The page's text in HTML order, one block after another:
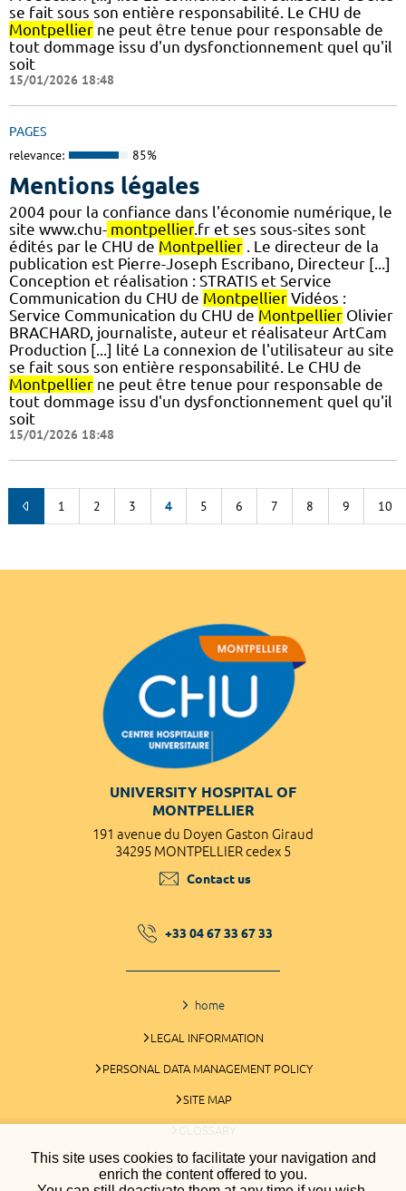
This site uses cookies to facilitate your navigation and
enrich the content offered to you.
se fait sous son entière responsabilité. Le CHU de
Montpellier ne peut être tenue pour responsable de
tout dommage issu d'un dysfonctionnement quel qu'il
soit
15/01/2026 18:48
PAGES
relevance: 85%
Mentions légales
2004 pour la confiance dans l'économie numérique, le
site www.chu- montpellier.fr et ses sous-sites sont
édités par le CHU de Montpellier . Le directeur de la
publication est Pierre-Joseph Escribano, Directeur [...]
Conception et réalisation : STRATIS et Service
Communication du CHU de Montpellier Vidéos :
Service Communication du CHU de Montpellier Olivier
BRACHARD, journaliste, auteur et réalisateur ArtCam
Production [...] lité La connexion de l'utilisateur au site
se fait sous son entière responsabilité. Le CHU de
Montpellier ne peut être tenue pour responsable de
tout dommage issu d'un dysfonctionnement quel qu'il
soit
15/01/2026 18:48
1 2 3 4 5 6 7 8 9 10
UNIVERSITY HOSPITAL OF
MONTPELLIER
191 avenue du Doyen Gaston Giraud
34295 MONTPELLIER cedex 5
Contact us
+33 04 67 33 67 33
home
LEGAL INFORMATION
PERSONAL DATA MANAGEMENT POLICY
SITE MAP
GLOSSARY
COOKIES MANAGEMENT